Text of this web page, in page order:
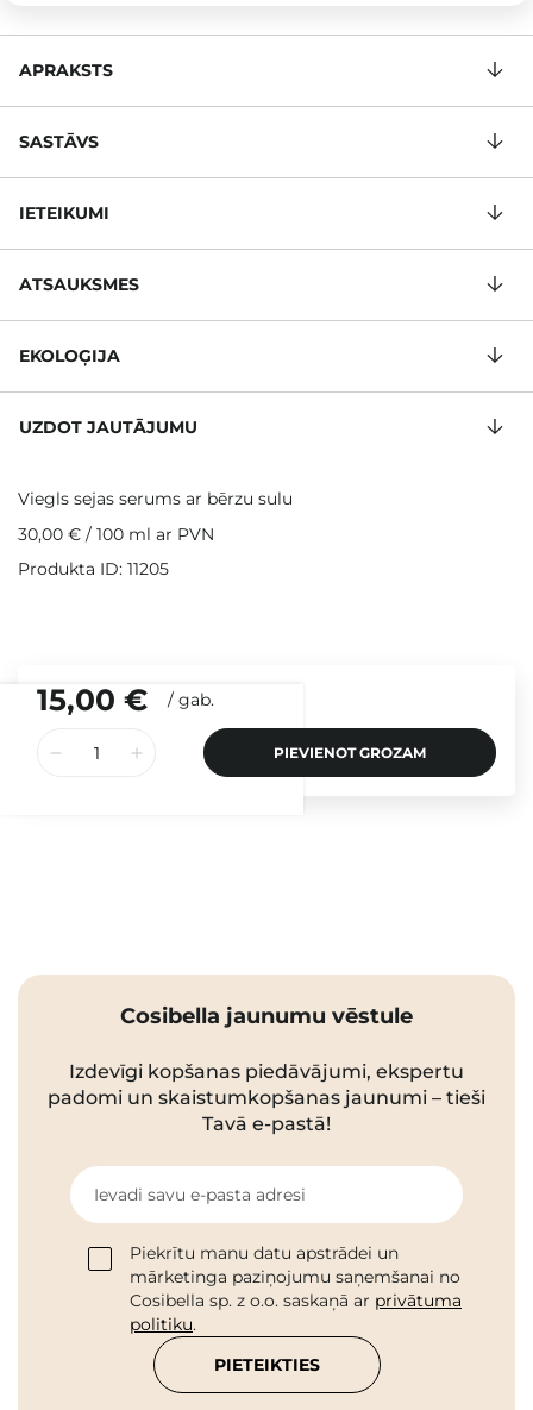
15,00 € / gab.
PIEVIENOT GROZAM
APRAKSTS
SASTĀVS
IETEIKUMI
ATSAUKSMES
EKOLOĢIJA
UZDOT JAUTĀJUMU
Viegls sejas serums ar bērzu sulu
30,00 € / 100 ml ar PVN
Produkta ID: 11205
Cosibella jaunumu vēstule
Izdevīgi kopšanas piedāvājumi, ekspertu
padomi un skaistumkopšanas jaunumi – tieši
Tavā e-pastā!
Ievadi savu e-pasta adresi
Piekrītu manu datu apstrādei un
mārketinga paziņojumu saņemšanai no
Cosibella sp. z o.o. saskaņā ar privātuma
politiku.
PIETEIKTIES